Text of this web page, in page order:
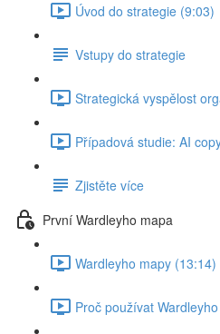
Úvod do strategie (9:03)
Vstupy do strategie
Strategická vyspělost
Případová studie: AI
Zjistěte více
První Wardleyho mapa
Wardleyho mapy (13:14)
Proč používat